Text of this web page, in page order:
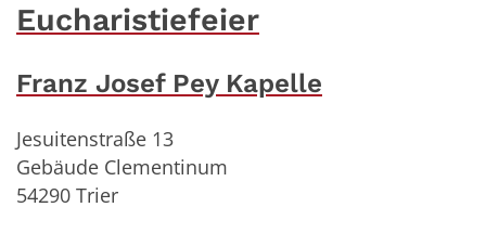
Eucharistiefeier
Franz Josef Pey Kapelle
Jesuitenstraße 13
Gebäude Clementinum
54290 Trier